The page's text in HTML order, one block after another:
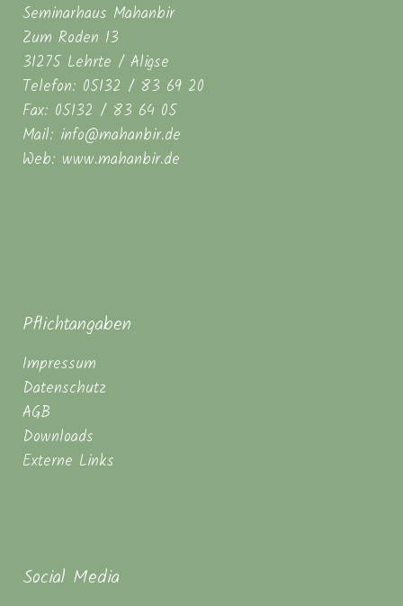
Seminarhaus Mahanbir
Zum Roden 13
31275 Lehrte / Aligse
Telefon: 05132 / 83 69 20
Fax: 05132 / 83 64 05
Mail: info@mahanbir.de
Web: www.mahanbir.de
Pflichtangaben
Impressum
Datenschutz
AGB
Downloads
Externe Links
Social Media